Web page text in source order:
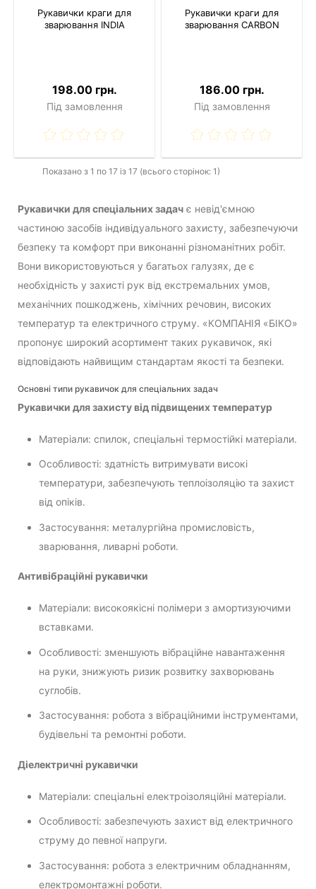
Рукавички краги для
зварювання INDIA
198.00 грн.
Під замовлення
Рукавички краги для
зварювання CARBON
186.00 грн.
Під замовлення
Показано з 1 по 17 із 17 (всього сторінок: 1)
Рукавички для спеціальних задач є невід'ємною
частиною засобів індивідуального захисту, забезпечуючи
безпеку та комфорт при виконанні різноманітних робіт.
Вони використовуються у багатьох галузях, де є
необхідність у захисті рук від екстремальних умов,
механічних пошкоджень, хімічних речовин, високих
температур та електричного струму. «КОМПАНІЯ «БІКО»
пропонує широкий асортимент таких рукавичок, які
відповідають найвищим стандартам якості та безпеки.
Основні типи рукавичок для спеціальних задач
Рукавички для захисту від підвищених температур
Матеріали: спилок, спеціальні термостійкі матеріали.
Особливості: здатність витримувати високі
температури, забезпечують теплоізоляцію та захист
від опіків.
Застосування: металургійна промисловість,
зварювання, ливарні роботи.
Антивібраційні рукавички
Матеріали: високоякісні полімери з амортизуючими
вставками.
Особливості: зменшують вібраційне навантаження
на руки, знижують ризик розвитку захворювань
суглобів.
Застосування: робота з вібраційними інструментами,
будівельні та ремонтні роботи.
Діелектричні рукавички
Матеріали: спеціальні електроізоляційні матеріали.
Особливості: забезпечують захист від електричного
струму до певної напруги.
Застосування: робота з електричним обладнанням,
електромонтажні роботи.